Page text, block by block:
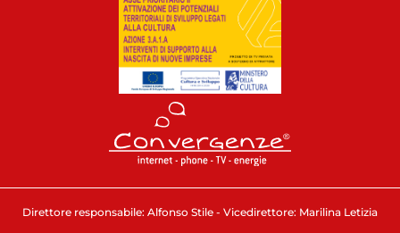
Direttore responsabile: Alfonso Stile - Vicedirettore: Marilina Letizia